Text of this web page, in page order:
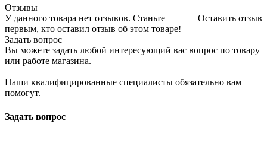
Отзывы
Оставить отзыв
У данного товара нет отзывов. Станьте
первым, кто оставил отзыв об этом товаре!
Задать вопрос
Вы можете задать любой интересующий вас вопрос по товару
или работе магазина.
Наши квалифицированные специалисты обязательно вам
помогут.
Задать вопрос